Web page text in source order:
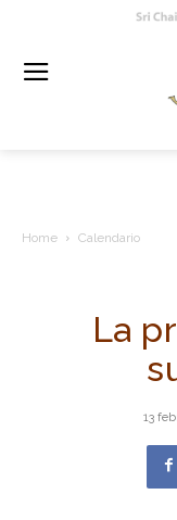
Home Calendario
La
13